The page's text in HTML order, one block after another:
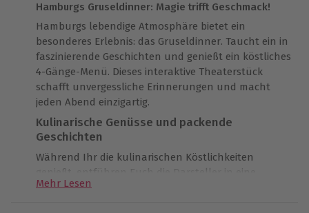
Hamburgs Gruseldinner: Magie trifft Geschmack!
Hamburgs lebendige Atmosphäre bietet ein
besonderes Erlebnis: das Gruseldinner. Taucht ein in
faszinierende Geschichten und genießt ein köstliches
4-Gänge-Menü. Dieses interaktive Theaterstück
schafft unvergessliche Erinnerungen und macht
jeden Abend einzigartig.
Kulinarische Genüsse und packende
Geschichten
Während Ihr die kulinarischen Köstlichkeiten
genießt, entführen Euch die Darsteller in eine
andere Welt. Ob vegetarisch oder nicht, jedes Menü
Mehr Lesen